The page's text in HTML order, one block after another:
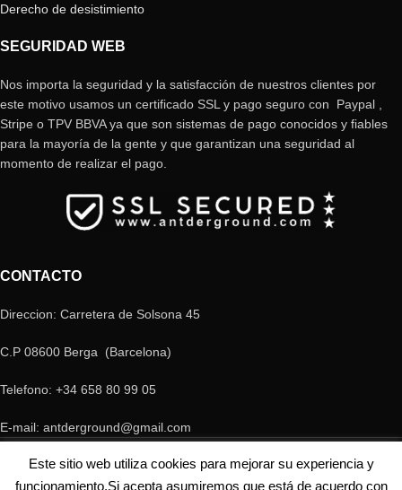
Derecho de desistimiento
SEGURIDAD WEB
Nos importa la seguridad y la satisfacción de nuestros clientes por
este motivo usamos un certificado SSL y pago seguro con Paypal ,
Stripe o TPV BBVA ya que son sistemas de pago conocidos y fiables
para la mayoría de la gente y que garantizan una seguridad al
momento de realizar el pago.
CONTACTO
Direccion: Carretera de Solsona 45
C.P 08600 Berga (Barcelona)
Telefono: +34 658 80 99 05
E-mail: antderground@gmail.com
Este sitio web utiliza cookies para mejorar su experiencia y
funcionamiento.Si acepta asumiremos que está de acuerdo con